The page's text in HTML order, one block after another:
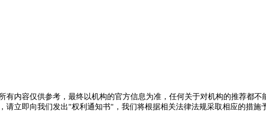
有内容仅供参考，最终以机构的官方信息为准，任何关于对机构的推荐都
请立即向我们发出"权利通知书"，我们将根据相关法律法规采取相应的措